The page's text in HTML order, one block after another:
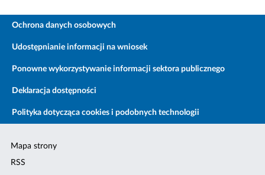
Ochrona danych osobowych
Udostępnianie informacji na wniosek
Ponowne wykorzystywanie informacji sektora publicznego
Deklaracja dostępności
Polityka dotycząca cookies i podobnych technologii
Mapa strony
RSS